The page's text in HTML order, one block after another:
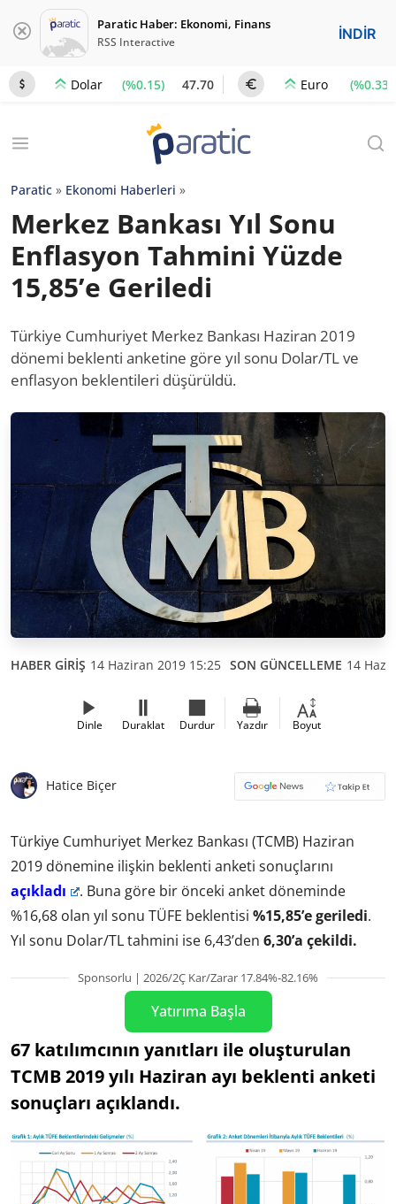
Paratic Haber: Ekonomi, Finans
RSS Interactive İNDİR
Dolar (%0.15) 47.70 Euro (%0.33)
Paratic » Ekonomi Haberleri »
Merkez Bankası Yıl Sonu
Enflasyon Tahmini Yüzde
15,85’e Geriledi
Türkiye Cumhuriyet Merkez Bankası Haziran 2019
dönemi beklenti anketine göre yıl sonu Dolar/TL ve
enflasyon beklentileri düşürüldü.
HABER GİRİŞ 14 Haziran 2019 15:25 SON GÜNCELLEME 14
Dinle Duraklat Durdur Yazdır Boyut
Hatice Biçer
Türkiye Cumhuriyet Merkez Bankası (TCMB) Haziran
2019 dönemine ilişkin beklenti anketi sonuçlarını
açıkladı
. Buna göre bir önceki anket döneminde
%16,68 olan yıl sonu TÜFE beklentisi %15,85’e geriledi.
Yıl sonu Dolar/TL tahmini ise 6,43’den 6,30’a çekildi.
Sponsorlu | 2026/2Ç Kar/Zarar 17.84%-82.16%
Yatırıma Başla
67 katılımcının yanıtları ile oluşturulan
TCMB 2019 yılı Haziran ayı beklenti anketi
sonuçları açıklandı.